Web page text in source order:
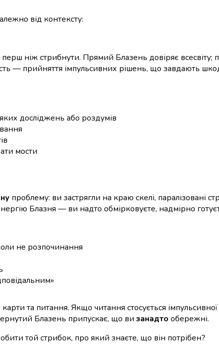
від контексту:
ніж стрибнути. Прямий Блазень довіряє
— прийняття імпульсивних рішень, що завдають
досліджень або роздумів
мости
проблему: ви застрягли на краю скелі, паралізовані
Блазня — ви надто обмірковуєте, надмірно
не розпочинання
та питання. Якщо читання стосується
Блазень припускає, що визанадто обережні.
той стрибок, про який знаєте, що він потрібен?